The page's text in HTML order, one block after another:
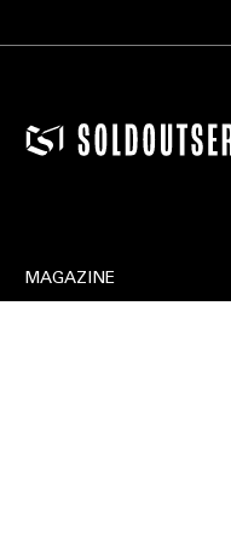
CONDIVIDI SU
MAGAZINE